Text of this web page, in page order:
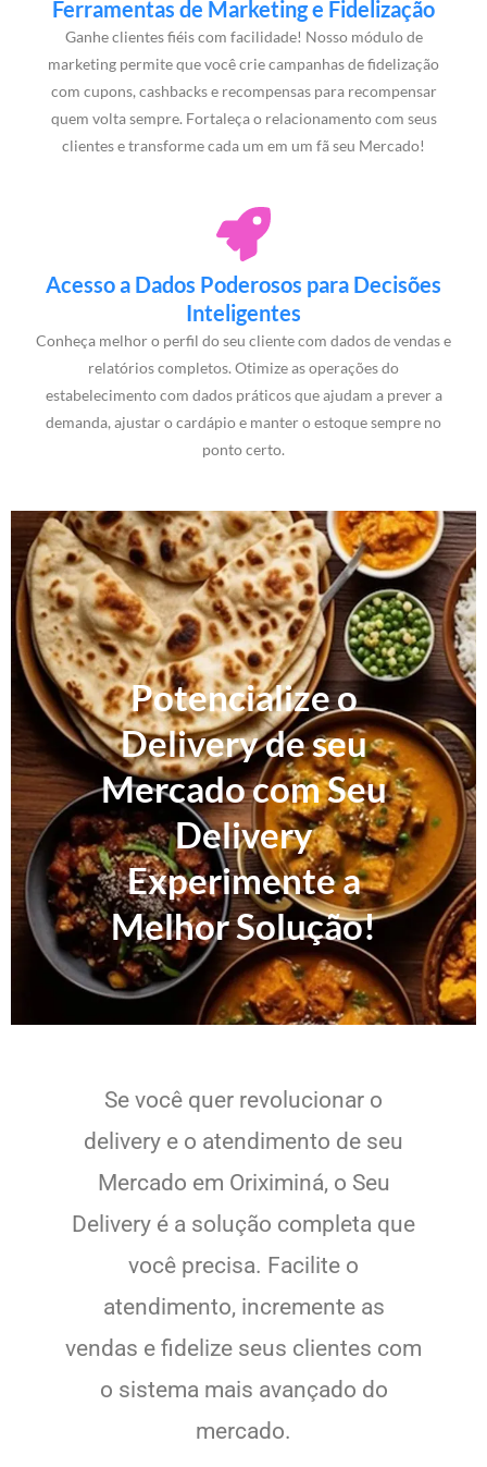
Ferramentas de Marketing e Fidelização
Ganhe clientes fiéis com facilidade! Nosso módulo de
marketing permite que você crie campanhas de fidelização
com cupons, cashbacks e recompensas para recompensar
quem volta sempre. Fortaleça o relacionamento com seus
clientes e transforme cada um em um fã seu Mercado!
Acesso a Dados Poderosos para Decisões
Inteligentes
Conheça melhor o perfil do seu cliente com dados de vendas e
relatórios completos. Otimize as operações do
estabelecimento com dados práticos que ajudam a prever a
demanda, ajustar o cardápio e manter o estoque sempre no
ponto certo.
Potencialize o
Delivery de seu
Mercado com Seu
Delivery
Experimente a
Melhor Solução!
Se você quer revolucionar o
delivery e o atendimento de seu
Mercado em Oriximiná, o Seu
Delivery é a solução completa que
você precisa. Facilite o
atendimento, incremente as
vendas e fidelize seus clientes com
o sistema mais avançado do
mercado.